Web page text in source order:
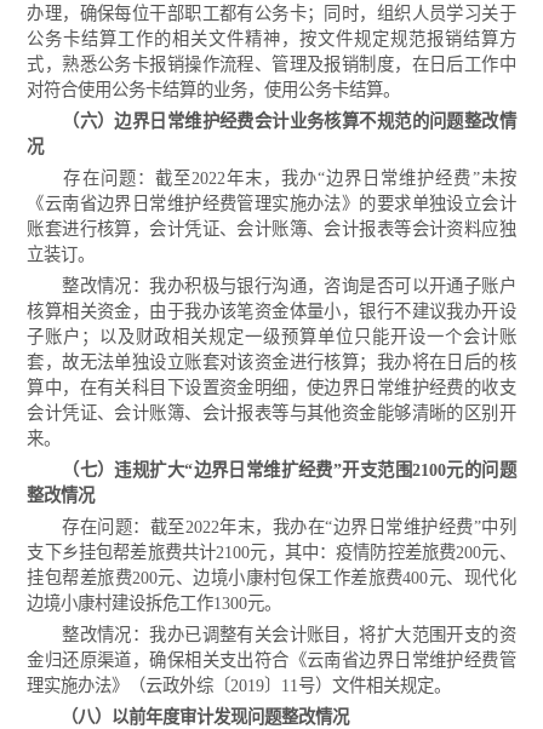
办理，确保每位干部职工都有公务卡；同时，组织人员学习关于
公务卡结算工作的相关文件精神，按文件规定规范报销结算方
式，熟悉公务卡报销操作流程、管理及报销制度，在日后工作中
对符合使用公务卡结算的业务，使用公务卡结算。
（六）边界日常维护经费会计业务核算不规范的问题整改情
况
存在问题：截至2022年末，我办“边界日常维护经费”未按
《云南省边界日常维护经费管理实施办法》的要求单独设立会计
账套进行核算，会计凭证、会计账簿、会计报表等会计资料应独
立装订。
整改情况：我办积极与银行沟通，咨询是否可以开通子账户
核算相关资金，由于我办该笔资金体量小，银行不建议我办开设
子账户；以及财政相关规定一级预算单位只能开设一个会计账
套，故无法单独设立账套对该资金进行核算；我办将在日后的核
算中，在有关科目下设置资金明细，使边界日常维护经费的收支
会计凭证、会计账簿、会计报表等与其他资金能够清晰的区别开
来。
（七）违规扩大“边界日常维扩经费”开支范围2100元的问题
整改情况
存在问题：截至2022年末，我办在“边界日常维护经费”中列
支下乡挂包帮差旅费共计2100元，其中：疫情防控差旅费200元、
挂包帮差旅费200元、边境小康村包保工作差旅费400元、现代化
边境小康村建设拆危工作1300元。
整改情况：我办已调整有关会计账目，将扩大范围开支的资
金归还原渠道，确保相关支出符合《云南省边界日常维护经费管
理实施办法》（云政外综〔2019〕11号）文件相关规定。
（八）以前年度审计发现问题整改情况